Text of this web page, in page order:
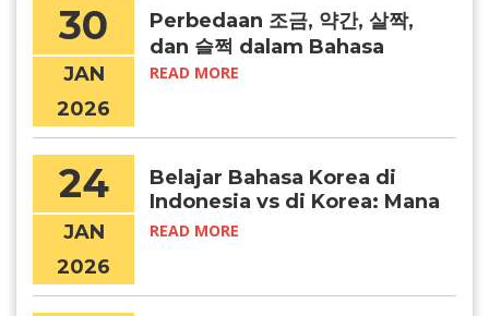
30
JAN
2026
Perbedaan 조금, 약간, 살짝,
dan 슬쩍 dalam Bahasa
Korea
READ MORE
24
JAN
2026
Belajar Bahasa Korea di
Indonesia vs di Korea: Mana
yang Lebih Efektif?
READ MORE